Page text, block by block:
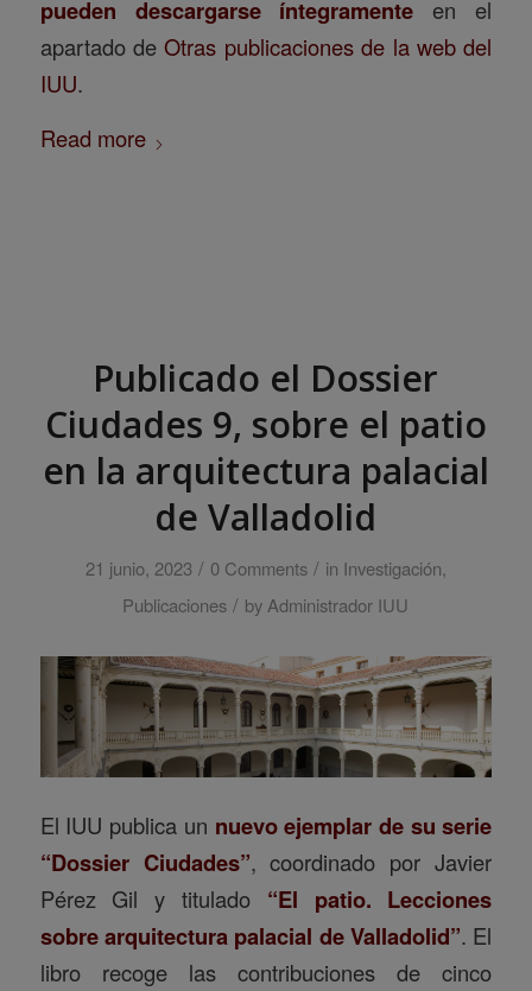
pueden descargarse íntegramente en el
apartado deOtras publicaciones de la web del
IUU.
Read more
Publicado el Dossier
Ciudades 9, sobre el patio
en la arquitectura palacial
de Valladolid
21 junio, 2023 / 0 Comments / in Investigación,
Publicaciones / byAdministrador IUU
El IUU publica un nuevo ejemplar de su serie
“Dossier Ciudades”, coordinado por Javier
Pérez Gil y titulado “El patio. Lecciones
sobre arquitectura palacial de Valladolid”. El
libro recoge las contribuciones de cinco